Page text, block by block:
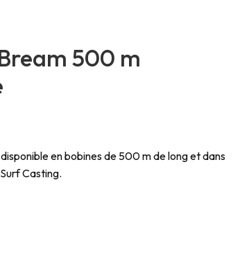
500 m
en bobines de 500 m de long et dans
Casting.